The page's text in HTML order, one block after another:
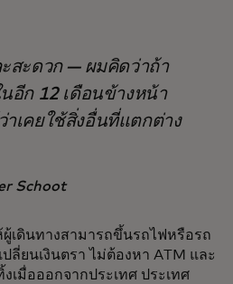
สะดวก — ผมคิดว่าถ้า
อีก 12 เดือนข้างหน้า
าเคยใช้สิ่งอื่นที่แตกต่าง
Schoot
เดินทางสามารถขึ้นรถไฟหรือรถ
ลี่ยนเงินตรา ไม่ต้องหา ATM และ
เมื่อออกจากประเทศ ประเทศ